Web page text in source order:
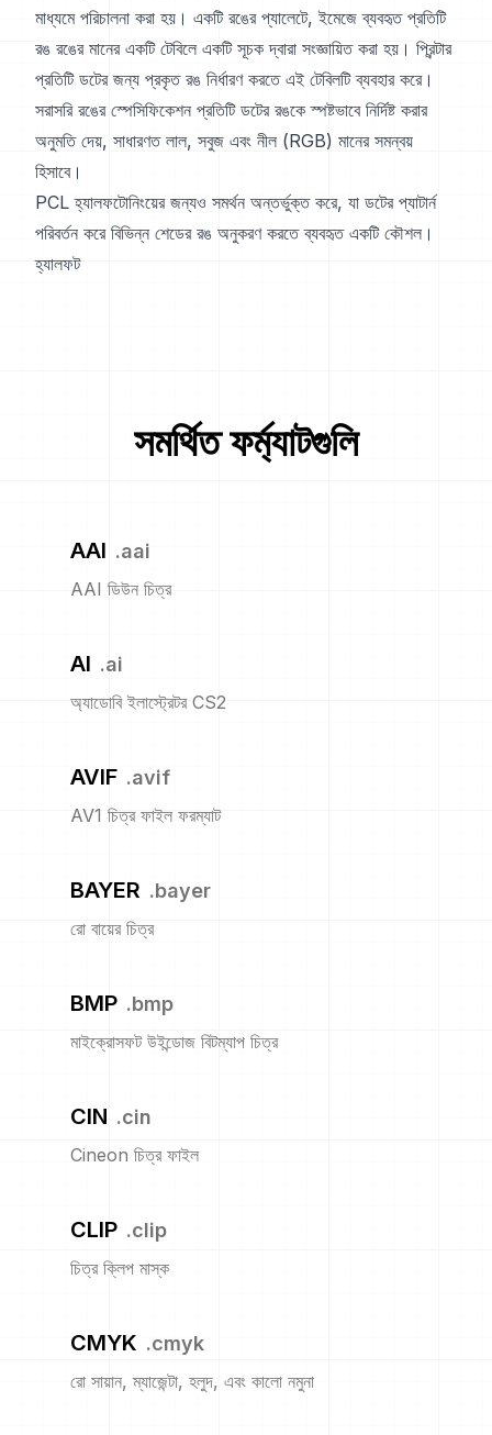
মাধ্যমে পরিচালনা করা হয়। একটি রঙের প্যালেটে, ইমেজে ব্যবহৃত প্রতিটি
রঙ রঙের মানের একটি টেবিলে একটি সূচক দ্বারা সংজ্ঞায়িত করা হয়। প্রিন্টার
প্রতিটি ডটের জন্য প্রকৃত রঙ নির্ধারণ করতে এই টেবিলটি ব্যবহার করে।
সরাসরি রঙের স্পেসিফিকেশন প্রতিটি ডটের রঙকে স্পষ্টভাবে নির্দিষ্ট করার
অনুমতি দেয়, সাধারণত লাল, সবুজ এবং নীল (RGB) মানের সমন্বয়
হিসাবে।
PCL হ্যালফটোনিংয়ের জন্যও সমর্থন অন্তর্ভুক্ত করে, যা ডটের প্যাটার্ন
পরিবর্তন করে বিভিন্ন শেডের রঙ অনুকরণ করতে ব্যবহৃত একটি কৌশল।
হ্যালফট
সমর্থিত ফর্ম্যাটগুলি
AAI .aai
AAI ডিউন চিত্র
AI .ai
অ্যাডোবি ইলাস্ট্রেটর CS2
AVIF .avif
AV1 চিত্র ফাইল ফরম্যাট
BAYER .bayer
রো বায়ের চিত্র
BMP .bmp
মাইক্রোসফট উইন্ডোজ বিটম্যাপ চিত্র
CIN .cin
Cineon চিত্র ফাইল
CLIP .clip
চিত্র ক্লিপ মাস্ক
CMYK .cmyk
রো সায়ান, ম্যাজেন্টা, হলুদ, এবং কালো নমুনা